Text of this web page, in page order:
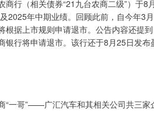
商行（相关债券“21九台农商二级”）于
2025年中期业绩。回顾此前，自今年3
根据上市规则申请退市。公告内容还提
银行将申请退市。该行还于8月25日发
“一哥”——广汇汽车和其相关公司共三